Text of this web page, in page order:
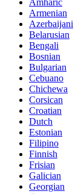
Amharic
Armenian
Azerbaijani
Belarusian
Bengali
Bosnian
Bulgarian
Cebuano
Chichewa
Corsican
Croatian
Dutch
Estonian
Filipino
Finnish
Frisian
Galician
Georgian